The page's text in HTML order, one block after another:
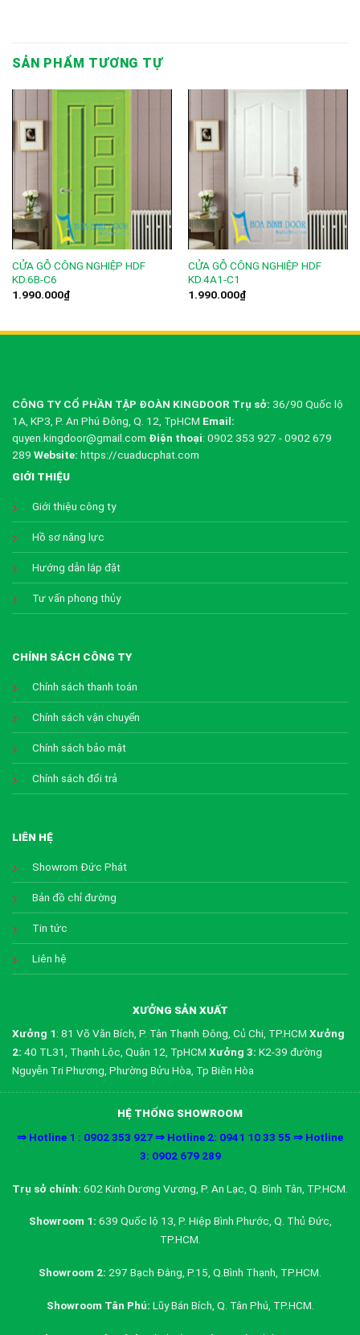
SẢN PHẨM TƯƠNG TỰ
CỬA GỖ CÔNG NGHIỆP HDF
KD.6B-C6
1.990.000₫
CỬA GỖ CÔNG NGHIỆP HDF
KD.4A1-C1
1.990.000₫
CÔNG TY CỔ PHẦN TẬP ĐOÀN KINGDOOR Trụ sở: 36/90 Quốc lộ
1A, KP3, P. An Phú Đông, Q. 12, TpHCM Email:
quyen.kingdoor@gmail.com Điện thoại: 0902 353 927 - 0902 679
289 Website: https://cuaducphat.com
GIỚI THIỆU
Giới thiệu công ty
Hồ sơ năng lực
Hướng dẫn lắp đặt
Tư vấn phong thủy
CHÍNH SÁCH CÔNG TY
Chính sách thanh toán
Chính sách vận chuyển
Chính sách bảo mật
Chính sách đổi trả
LIÊN HỆ
Showrom Đức Phát
Bản đồ chỉ đường
Tin tức
Liên hệ
XƯỞNG SẢN XUẤT
Xưởng 1: 81 Võ Văn Bích, P. Tân Thạnh Đông, Củ Chi, TP.HCM Xưởng
2: 40 TL31, Thạnh Lộc, Quận 12, TpHCM Xưởng 3: K2-39 đường
Nguyễn Tri Phương, Phường Bửu Hòa, Tp Biên Hòa
HỆ THỐNG SHOWROOM
⇒ Hotline 1 : 0902 353 927 ⇒ Hotline 2: 0941 10 33 55 ⇒ Hotline
3: 0902 679 289
Trụ sở chính: 602 Kinh Dương Vương, P. An Lạc, Q. Bình Tân, TP.HCM.
Showroom 1: 639 Quốc lộ 13, P. Hiệp Bình Phước, Q. Thủ Đức,
TP.HCM.
Showroom 2: 297 Bạch Đằng, P.15, Q.Bình Thạnh, TP.HCM.
Showroom Tân Phú: Lũy Bán Bích, Q. Tân Phú, TP.HCM.